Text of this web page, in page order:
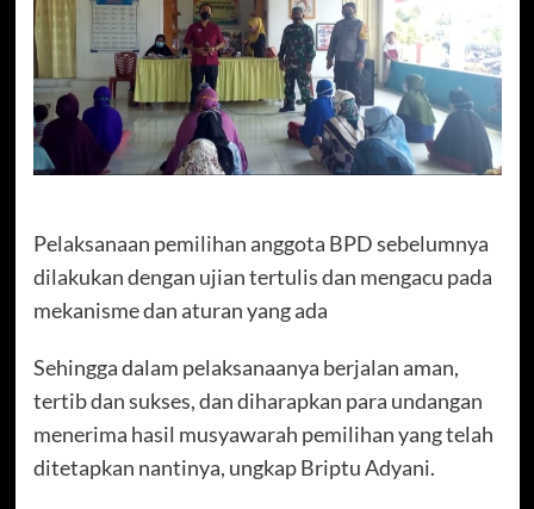
Pelaksanaan pemilihan anggota BPD sebelumnya
dilakukan dengan ujian tertulis dan mengacu pada
mekanisme dan aturan yang ada
Sehingga dalam pelaksanaanya berjalan aman,
tertib dan sukses, dan diharapkan para undangan
menerima hasil musyawarah pemilihan yang telah
ditetapkan nantinya, ungkap Briptu Adyani.